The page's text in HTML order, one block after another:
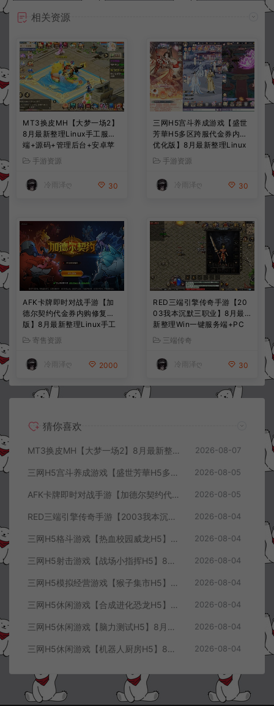
相关资源
MT3换皮MH【大梦一场2】
8月最新整理Linux手工服务
端+源码+管理后台+安卓苹
果双端+详细搭建教程+视频
教程
手游资源
冷雨泽ღ 30
三网H5宫斗养成游戏【盛世
芳華H5多区跨服代金券内购
优化版】8月最新整理Linux
手工服务端+CDK授权后台
+全资源安卓+详细搭建教程
+视频教程
手游资源
冷雨泽ღ 30
AFK卡牌即时对战手游【加
德尔契约代金券内购修复
版】8月最新整理Linux手工
服务端+前后端全套源码+CD
K授权后台+安卓苹果双端
+详细搭建教程+视频教程
寄售资源
冷雨泽ღ 2000
RED三端引擎传奇手游【20
03我本沉默三职业】8月最
新整理Win一键服务端+PC
安卓+详细搭建教程
三端传奇
冷雨泽ღ 30
猜你喜欢
MT3换皮MH【大梦一场2】8月最新整理Linux手工服务端+源码+管理后台+安卓苹果双端+详细搭建教程+视频教程 2026-08-07
三网H5宫斗养成游戏【盛世芳華H5多区跨服代金券内购优化版】8月最新整理Linux手工服务端+CDK授权后台+全资源安卓+详细搭建教程+视频教程 2026-08-05
AFK卡牌即时对战手游【加德尔契约代金券内购修复版】8月最新整理Linux手工服务端+前后端全套源码+CDK授权后台+安卓苹果双端+详细搭建教程+视频教程 2026-08-05
RED三端引擎传奇手游【2003我本沉默三职业】8月最新整理Win一键服务端+PC安卓+详细搭建教程 2026-08-04
三网H5格斗游戏【热血校园威龙H5】8月最新整理Linux手工服务端+Win一键服务端+解压即玩+简易安卓客户端+详细搭建教程 2026-08-04
三网H5射击游戏【战场小指挥H5】8月最新整理Linux手工服务端+Win一键服务端+解压即玩+简易安卓客户端+详细搭建教程 2026-08-04
三网H5模拟经营游戏【猴子集市H5】8月最新整理Linux手工服务端+Win一键服务端+解压即玩+简易安卓客户端+详细搭建教程 2026-08-04
三网H5休闲游戏【合成进化恐龙H5】8月最新整理Linux手工服务端+Win一键服务端+解压即玩+简易安卓客户端+详细搭建教程 2026-08-04
三网H5休闲游戏【脑力测试H5】8月最新整理Linux手工服务端+Win一键服务端+解压即玩+简易安卓客户端+详细搭建教程 2026-08-04
三网H5休闲游戏【机器人厨房H5】8月最新整理Linux手工服务端+Win一键服务端+解压即玩+简易安卓客户端+详细搭建教程 2026-08-04